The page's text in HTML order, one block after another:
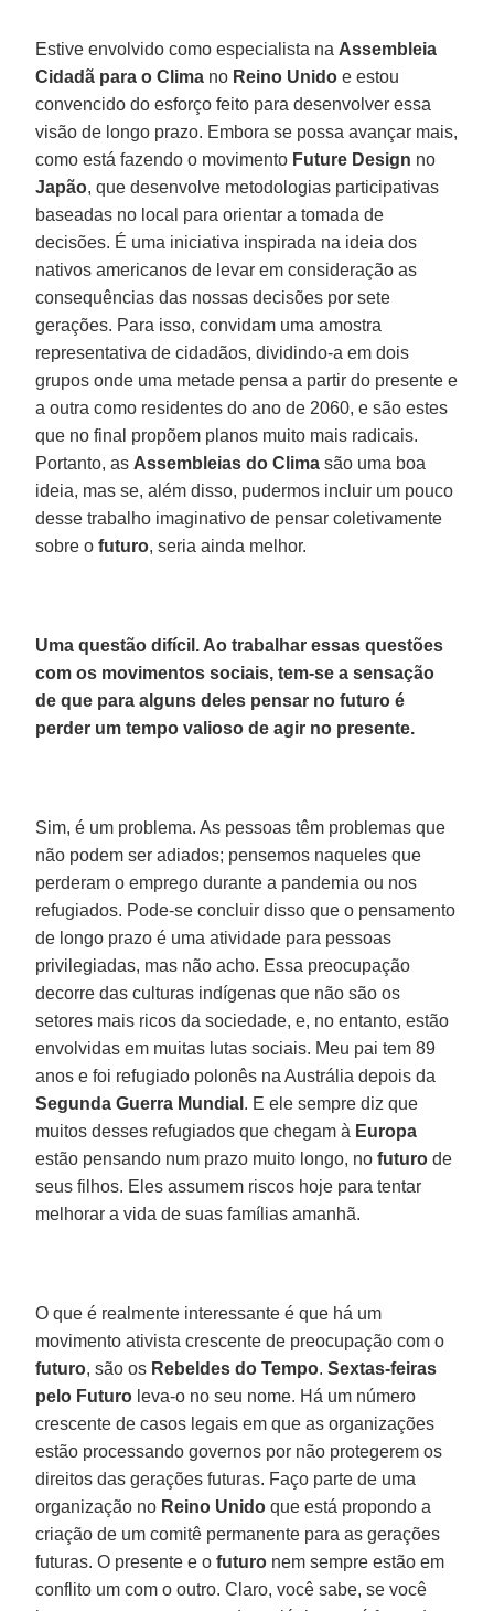
Estive envolvido como especialista na Assembleia
Cidadã para o Clima no Reino Unido e estou
convencido do esforço feito para desenvolver essa
visão de longo prazo. Embora se possa avançar mais,
como está fazendo o movimento Future Design no
Japão, que desenvolve metodologias participativas
baseadas no local para orientar a tomada de
decisões. É uma iniciativa inspirada na ideia dos
nativos americanos de levar em consideração as
consequências das nossas decisões por sete
gerações. Para isso, convidam uma amostra
representativa de cidadãos, dividindo-a em dois
grupos onde uma metade pensa a partir do presente e
a outra como residentes do ano de 2060, e são estes
que no final propõem planos muito mais radicais.
Portanto, as Assembleias do Clima são uma boa
ideia, mas se, além disso, pudermos incluir um pouco
desse trabalho imaginativo de pensar coletivamente
sobre ofuturo, seria ainda melhor.
Uma questão difícil. Ao trabalhar essas questões
com os movimentos sociais, tem-se a sensação
de que para alguns deles pensar no futuro é
perder um tempo valioso de agir no presente.
Sim, é um problema. As pessoas têm problemas que
não podem ser adiados; pensemos naqueles que
perderam o emprego durante a pandemia ou nos
refugiados. Pode-se concluir disso que o pensamento
de longo prazo é uma atividade para pessoas
privilegiadas, mas não acho. Essa preocupação
decorre das culturas indígenas que não são os
setores mais ricos da sociedade, e, no entanto, estão
envolvidas em muitas lutas sociais. Meu pai tem 89
anos e foi refugiado polonês na Austrália depois da
Segunda Guerra Mundial . E ele sempre diz que
muitos desses refugiados que chegam à Europa
estão pensando num prazo muito longo, nofuturo de
seus filhos. Eles assumem riscos hoje para tentar
melhorar a vida de suas famílias amanhã.
O que é realmente interessante é que há um
movimento ativista crescente de preocupação com o
futuro, são os Rebeldes do Tempo.Sextas-feiras
pelo Futuro leva-o no seu nome. Há um número
crescente de casos legais em que as organizações
estão processando governos por não protegerem os
direitos das gerações futuras. Faço parte de uma
organização no Reino Unido que está propondo a
criação de um comitê permanente para as gerações
futuras. O presente e ofuturo nem sempre estão em
conflito um com o outro. Claro, você sabe, se você